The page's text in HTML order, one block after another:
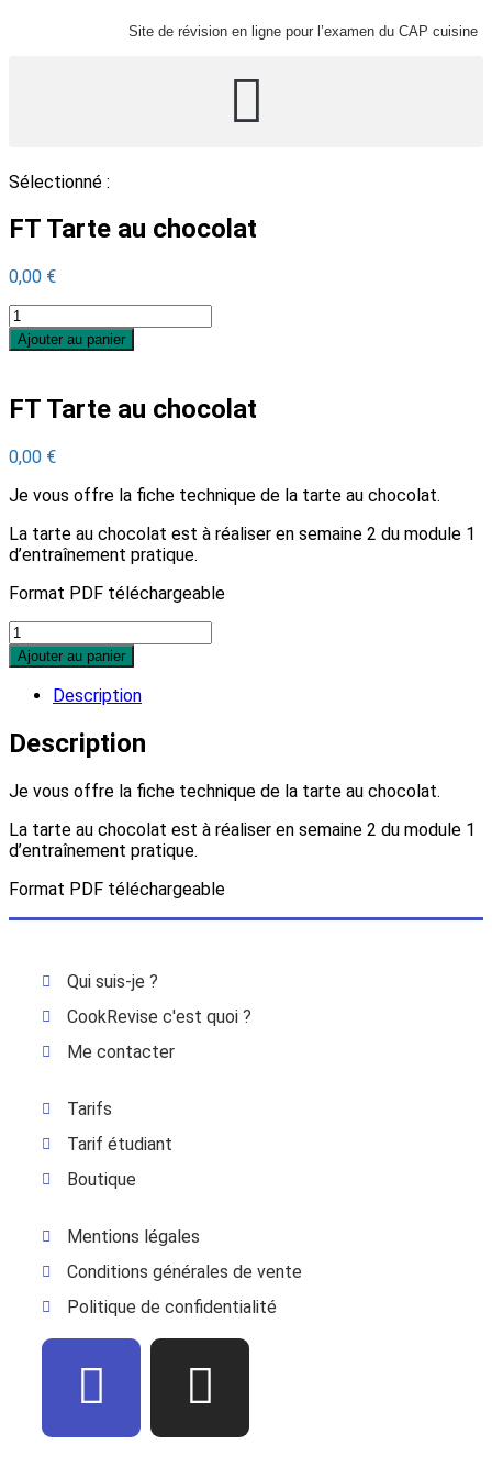
Site de révision en ligne pour l’examen du CAP cuisine
Sélectionné :
FT Tarte au chocolat
0,00 €
Ajouter au panier
FT Tarte au chocolat
0,00 €
Je vous offre la fiche technique de la tarte au chocolat.
La tarte au chocolat est à réaliser en semaine 2 du module 1
d’entraînement pratique.
Format PDF téléchargeable
Ajouter au panier
Description
Description
Je vous offre la fiche technique de la tarte au chocolat.
La tarte au chocolat est à réaliser en semaine 2 du module 1
d’entraînement pratique.
Format PDF téléchargeable
Qui suis-je ?
CookRevise c'est quoi ?
Me contacter
Tarifs
Tarif étudiant
Boutique
Mentions légales
Conditions générales de vente
Politique de confidentialité